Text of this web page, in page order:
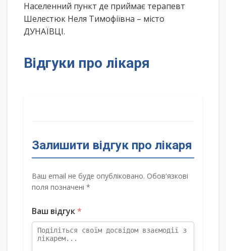
Населенний пункт де приймає терапевт
Шелестюк Неля Тимофіївна – місто
ДУНАЇВЦІ.
Відгуки про лікаря
Залишити відгук про лікаря
Ваш email не буде опубліковано. Обов'язкові
поля позначені *
Ваш відгук*